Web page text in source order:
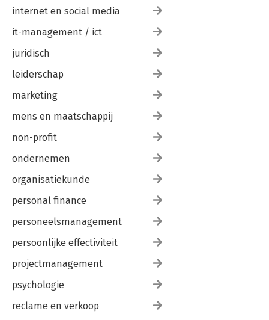
internet en social media
it-management / ict
juridisch
leiderschap
marketing
mens en maatschappij
non-profit
ondernemen
organisatiekunde
personal finance
personeelsmanagement
persoonlijke effectiviteit
projectmanagement
psychologie
reclame en verkoop